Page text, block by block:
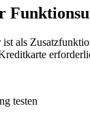
als
testen